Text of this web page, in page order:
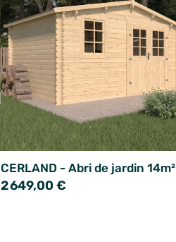
CERLAND - Abri de jardin 14m²
2 649,00 €